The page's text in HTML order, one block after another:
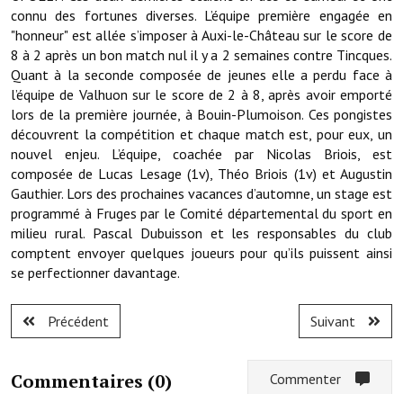
L'équipe municipale
Le personnel municipal
Les moyens financiers
Note de synthèse financière
Rapport d'orientation budgétaire
Actions et projets
Projets et travaux en cours
Communication
Le bulletin municipal : Fressinfo & Le Fressinois
connu des fortunes diverses. L’équipe première engagée en
"honneur" est allée s’imposer à Auxi-le-Château sur le score de
8 à 2 après un bon match nul il y a 2 semaines contre Tincques.
Quant à la seconde composée de jeunes elle a perdu face à
l’équipe de Valhuon sur le score de 2 à 8, après avoir emporté
lors de la première journée, à Bouin-Plumoison. Ces pongistes
découvrent la compétition et chaque match est, pour eux, un
nouvel enjeu. L’équipe, coachée par Nicolas Briois, est
composée de Lucas Lesage (1v), Théo Briois (1v) et Augustin
Gauthier. Lors des prochaines vacances d’automne, un stage est
programmé à Fruges par le Comité départemental du sport en
milieu rural. Pascal Dubuisson et les responsables du club
comptent envoyer quelques joueurs pour qu’ils puissent ainsi
se perfectionner davantage.
Précédent Suivant
Commentaires (0)